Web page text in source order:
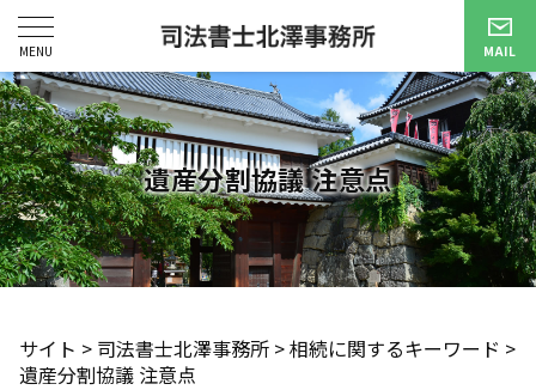
遺産分割協議 注意点
サイト > 司法書士北澤事務所 >相続に関するキーワード >
遺産分割協議 注意点